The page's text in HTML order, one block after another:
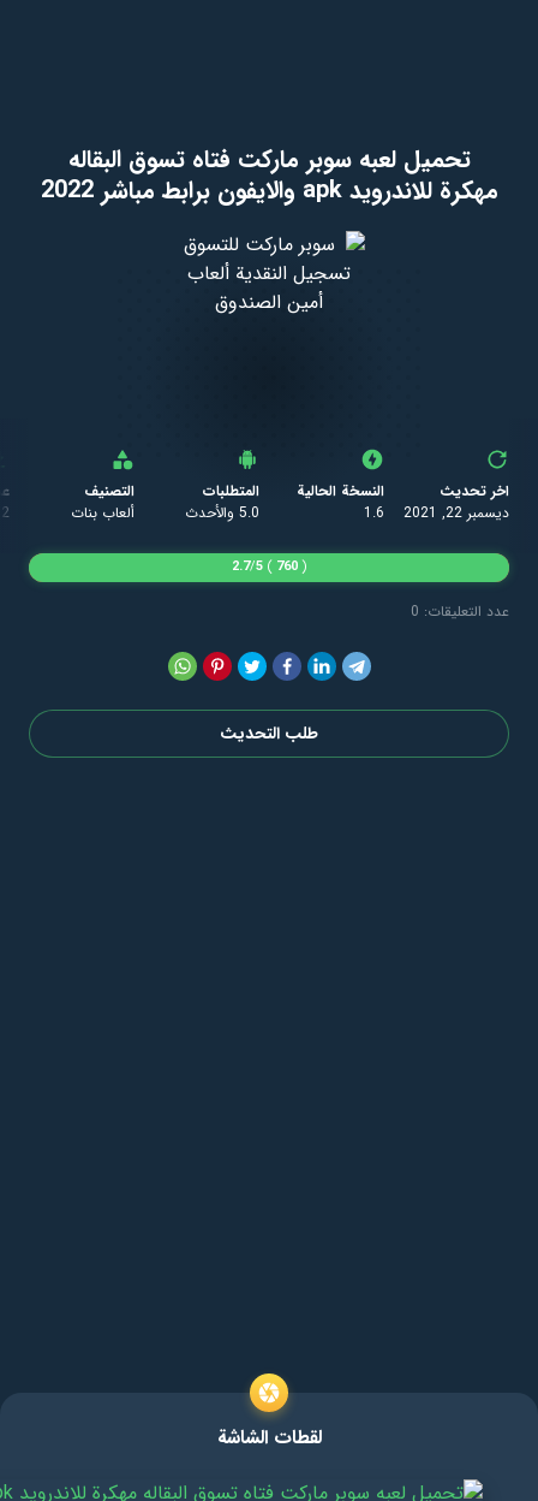
تحميل لعبه سوبر ماركت فتاه تسوق البقاله
مهكرة للاندرويد apk والايفون برابط مباشر 2022
اخر تحديث
ديسمبر 22, 2021
النسخة الحالية
1.6
المتطلبات
5.0 والأحدث
التصنيف
ألعاب بنات
عدد التعليقات: 0
(
760
)
2.7/5
طلب التحديث
لقطات الشاشة